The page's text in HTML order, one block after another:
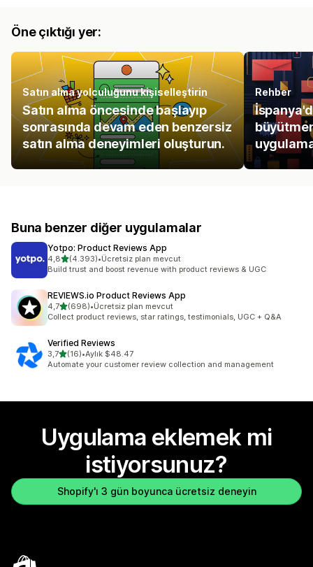
Öne çıktığı yer:
Satın alma yolculuğunu kişiselleştirin
Satın alma öncesinde başlayıp
sonrasında devam eden benzersiz
satın alma deneyimleri oluşturun.
Rehber
Buna benzer diğer uygulamalar
Yotpo: Product Reviews App
4,85 yıldız üzerinden
(4.393)
toplam 4393 değerlendirme
•Ücretsiz plan mevcut
Build trust and boost revenue with product reviews & UGC
REVIEWS.io Product Reviews App
4,75 yıldız üzerinden
(698)
toplam 698 değerlendirme
•Ücretsiz plan mevcut
Collect product reviews, star ratings, testimonials, UGC + Q&A
Verified Reviews
3,75 yıldız üzerinden
(16)
toplam 16 değerlendirme
•Aylık $48.47
Automate your customer review collection and management
Uygulama eklemek mi
istiyorsunuz?
Shopify'ı 3 gün boyunca ücretsiz deneyin